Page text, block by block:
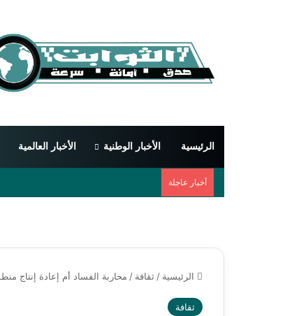
الرئيسية الأخبار الوطنية الأخبار العالمية
أخبار عاجلة
الرئيسية / ثقافة / محاربة الفساد أم إعادة إنتاج
ثقافة